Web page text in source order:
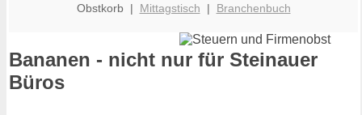
Obstkorb | Mittagstisch | Branchenbuch
Bananen - nicht nur für Steinauer
Büros